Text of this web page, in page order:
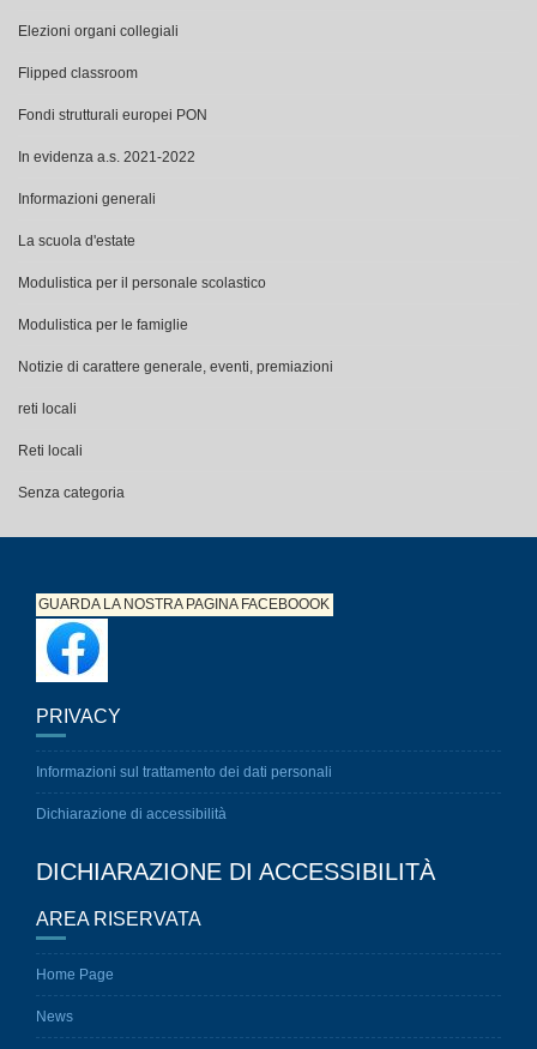
Elezioni organi collegiali
Flipped classroom
Fondi strutturali europei PON
In evidenza a.s. 2021-2022
Informazioni generali
La scuola d'estate
Modulistica per il personale scolastico
Modulistica per le famiglie
Notizie di carattere generale, eventi, premiazioni
reti locali
Reti locali
Senza categoria
GUARDA LA NOSTRA PAGINAFACEBOOOK
PRIVACY
Informazioni sul trattamento dei dati personali
Dichiarazione di accessibilità
DICHIARAZIONE DI ACCESSIBILITÀ
AREA RISERVATA
Home Page
News